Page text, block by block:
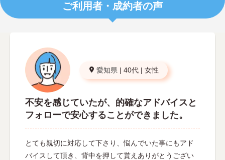
ご利用者・成約者の声
愛知県 | 40代 | 女性
不安を感じていたが、的確なアドバイスと
フォローで安心することができました。
とても親切に対応して下さり、悩んでいた事にもアド
バイスして頂き、背中を押して貰えありがとうござい